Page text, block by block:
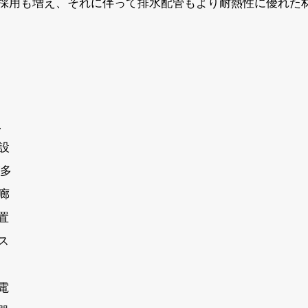
用も増え、それに伴って排水配管もより耐熱性に優れた